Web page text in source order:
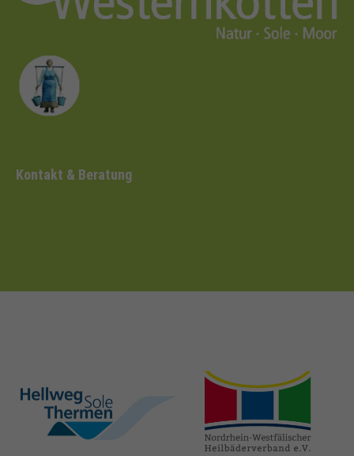
Kontakt & Beratung
hellweg-sole-
thermen.de
heilbaeder.de